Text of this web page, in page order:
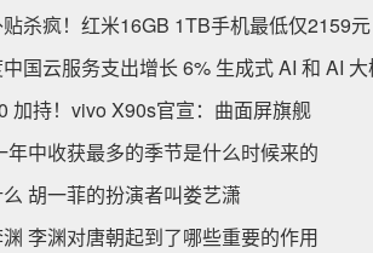
杀疯！红米16GB 1TB手机最低仅2159元
中国云服务支出增长 6% 生成式 AI 和 AI
加持！vivo X90s官宣：曲面屏旗舰
中收获最多的季节是什么时候来的
胡一菲的扮演者叫娄艺潇
李渊对唐朝起到了哪些重要的作用